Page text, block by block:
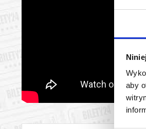
aby